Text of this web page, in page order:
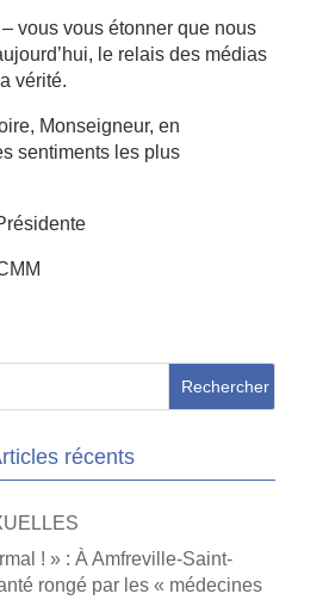
vous vous étonner que nous
le relais des médias
vérité.
Monseigneur, en
sentiments les plus
récents
! » : À Amfreville-Saint-
rongé par les « médecines